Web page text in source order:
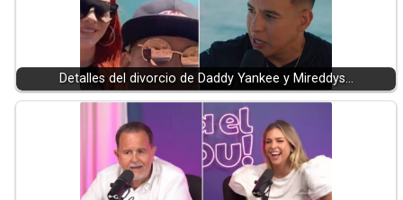
Detalles del divorcio de Daddy Yankee y Mireddys…